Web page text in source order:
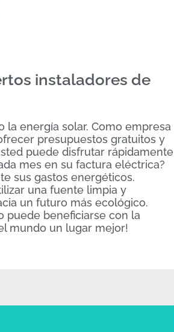
instaladores de
la energía solar. Como empresa
presupuestos gratuitos y
puede disfrutar rápidamente
mes en su factura eléctrica?
sus gastos energéticos.
una fuente limpia y
un futuro más ecológico.
puede beneficiarse con la
mundo un lugar mejor!